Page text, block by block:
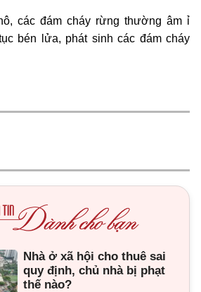
các đám cháy rừng thường âm ỉ
bén lửa, phát sinh các đám cháy
Nhà ở xã hội cho thuê sai
quy định, chủ nhà bị phạt
thế nào?